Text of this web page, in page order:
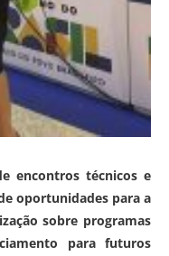
encontros técnicos e
oportunidades para a
sobre programas
para futuros